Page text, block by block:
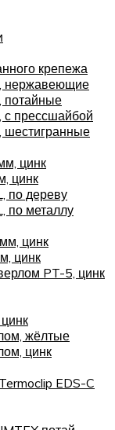
крепежа
нержавеющие
потайные
с прессшайбой
шестигранные
цинк
цинк
по дереву
по металлу
цинк
цинк
PT-5, цинк
жёлтые
цинк
EDS-C